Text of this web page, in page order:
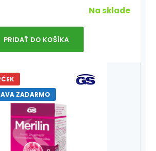
Na sklade
PRIDAŤ DO KOŠÍKA
ZADARMO